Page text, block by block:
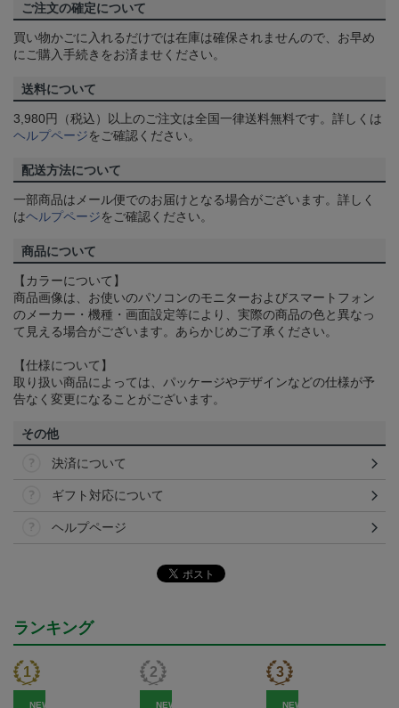
ご注文の確定について
買い物かごに入れるだけでは在庫は確保されませんので、お早め
にご購入手続きをお済ませください。
送料について
3,980円（税込）以上のご注文は全国一律送料無料です。詳しくは
ヘルプページをご確認ください。
配送方法について
一部商品はメール便でのお届けとなる場合がございます。詳しく
はヘルプページをご確認ください。
商品について
【カラーについて】
商品画像は、お使いのパソコンのモニターおよびスマートフォン
のメーカー・機種・画面設定等により、実際の商品の色と異なっ
て見える場合がございます。あらかじめご了承ください。
【仕様について】
取り扱い商品によっては、パッケージやデザインなどの仕様が予
告なく変更になることがございます。
その他
決済について
ギフト対応について
ヘルプページ
ランキング
NEW NEW NEW